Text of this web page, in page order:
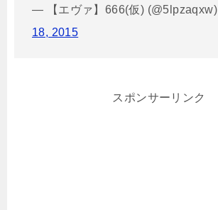
— 【エヴァ】666(仮) (@5lpzaqxw)
18, 2015
スポンサーリンク